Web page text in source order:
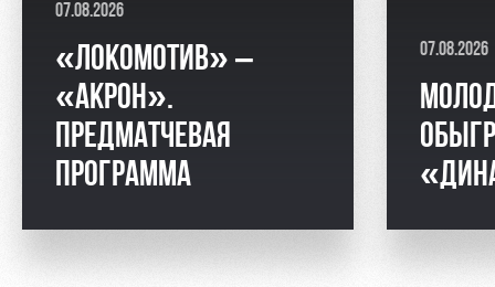
07.08.2026
«ЛОКОМОТИВ» –
«АКРОН».
ПРЕДМАТЧЕВАЯ
ПРОГРАММА
07.08.2026